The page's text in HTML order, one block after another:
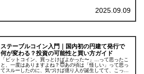
2025.09.09
ステーブルコイン入門｜国内初の円建て発行で
何が変わる？投資の可能性と買い方ガイド
「ビットコイン、買っとけばよかった〜」…って思ったこ
と、一度はありますよね？😇あの頃は「怪しい」って思っ
てスルーしたのに、気づけば億り人が誕生してて、こっち